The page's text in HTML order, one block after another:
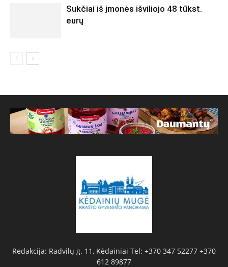
Sukčiai iš įmonės išviliojo 48 tūkst.
eurų
Redakcija: Radvilų g. 11, Kėdainiai Tel: +370 347 52277 +370
612 89877